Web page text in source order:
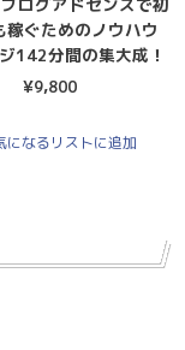
稼ぐためのノウハウ
142分間の集大成！
¥9,800
になるリストに追加